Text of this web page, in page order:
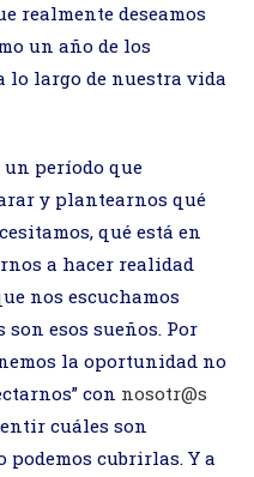
realmente deseamos
un año de los
lo largo de nuestra vida
un período que
y plantearnos qué
qué está en
a hacer realidad
nos escuchamos
esos sueños. Por
la oportunidad no
con nosotr@s
cuáles son
podemos cubrirlas. Y a